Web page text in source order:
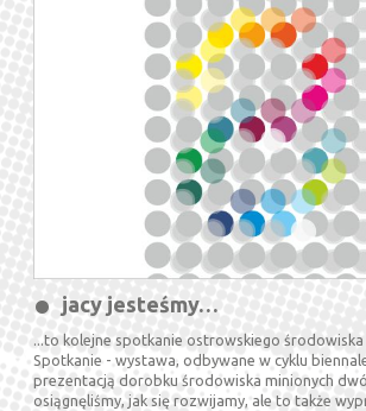
jacy jesteśmy…
...to kolejne spotkanie ostrowskiego
Spotkanie - wystawa, odbywane w cyklu
prezentacją dorobku środowiska minionych
osiągnęliśmy, jak się rozwijamy, ale to także